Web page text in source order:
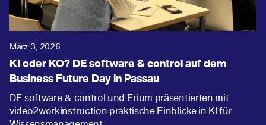
März 3, 2026
KI oder KO? DE software & control auf dem
Business Future Day in Passau
DE software & control und Erium präsentierten mit
video2workinstruction praktische Einblicke in KI für